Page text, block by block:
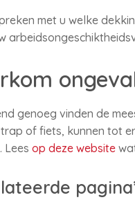
met u welke
genoeg vinden de
of fiets, kunnen tot
Lees op deze website